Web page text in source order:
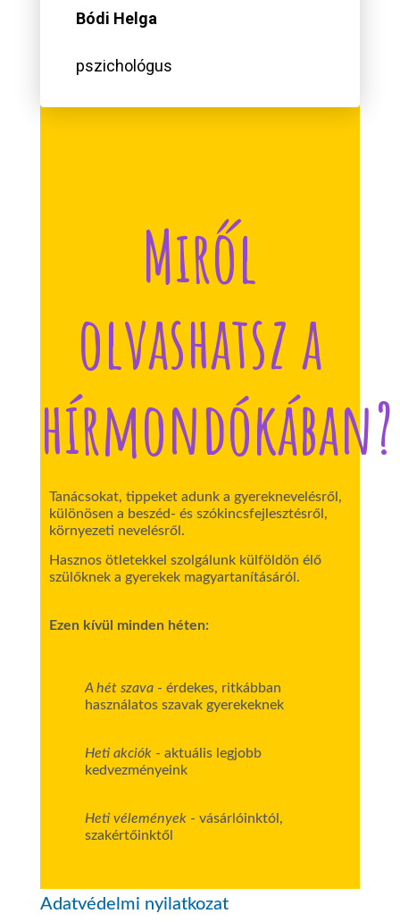
Bódi Helga
pszichológus
Miről
olvashatsz a
hírmondókában?
Tanácsokat, tippeket adunk a gyereknevelésről,
különösen a beszéd- és szókincsfejlesztésről,
környezeti nevelésről.
Hasznos ötletekkel szolgálunk külföldön élő
szülőknek a gyerekek magyartanításáról.
Ezen kívül minden héten:
A hét szava- érdekes, ritkábban
használatos szavak gyerekeknek
Heti akciók- aktuális legjobb
kedvezményeink
Heti vélemények- vásárlóinktól,
szakértőinktől
Adatvédelmi nyilatkozat